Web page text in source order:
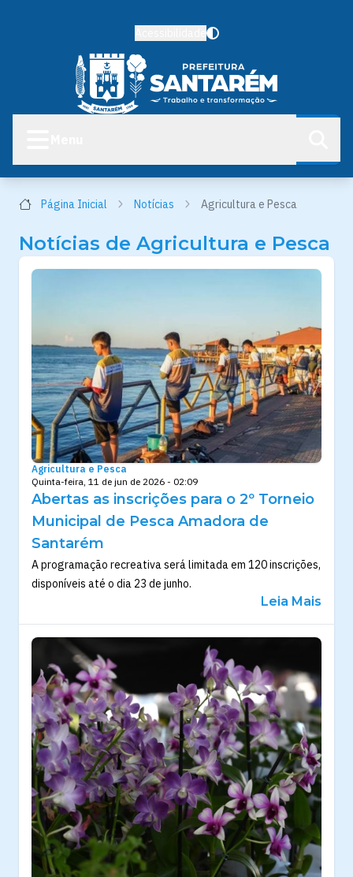
Página Inicial Notícias Agricultura e Pesca
Notícias de Agricultura e Pesca
Agricultura e Pesca
Quinta-feira, 11 de jun de 2026 - 02:09
Abertas as inscrições para o 2º Torneio
Municipal de Pesca Amadora de
Santarém
A programação recreativa será limitada em 120 inscrições,
disponíveis até o dia 23 de junho.
Leia Mais